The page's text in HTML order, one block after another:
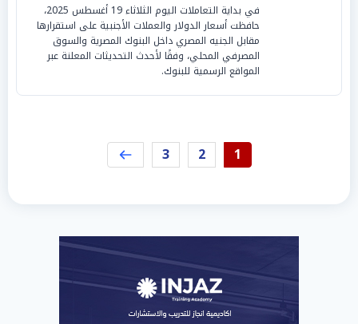
في بداية التعاملات اليوم الثلاثاء 19 أغسطس 2025،
حافظت أسعار الدولار والعملات الأجنبية على استقرارها
مقابل الجنيه المصري داخل البنوك المصرية والسوق
المصرفي المحلي، وفقًا لأحدث التحديثات المعلنة عبر
المواقع الرسمية للبنوك.
1
2
3